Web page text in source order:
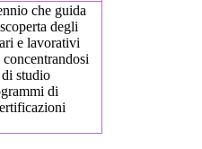
che guida
degli
e lavorativi
studio
di